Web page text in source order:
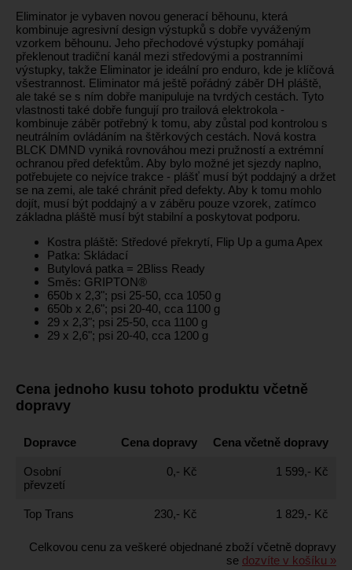
Eliminator je vybaven novou generací běhounu, která
kombinuje agresivní design výstupků s dobře vyváženým
vzorkem běhounu. Jeho přechodové výstupky pomáhají
překlenout tradiční kanál mezi středovými a postranními
výstupky, takže Eliminator je ideální pro enduro, kde je klíčová
všestrannost. Eliminator má ještě pořádný záběr DH pláště,
ale také se s ním dobře manipuluje na tvrdých cestách. Tyto
vlastnosti také dobře fungují pro trailová elektrokola -
kombinuje záběr potřebný k tomu, aby zůstal pod kontrolou s
neutrálním ovládáním na štěrkových cestách. Nová kostra
BLCK DMND vyniká rovnováhou mezi pružností a extrémní
ochranou před defektům. Aby bylo možné jet sjezdy naplno,
potřebujete co nejvíce trakce - plášť musí být poddajný a držet
se na zemi, ale také chránit před defekty. Aby k tomu mohlo
dojít, musí být poddajný a v záběru pouze vzorek, zatímco
základna pláště musí být stabilní a poskytovat podporu.
Kostra pláště: Středové překrytí, Flip Up a guma Apex
Patka: Skládací
Butylová patka = 2Bliss Ready
Směs: GRIPTON®
650b x 2,3"; psi 25-50, cca 1050 g
650b x 2,6"; psi 20-40, cca 1100 g
29 x 2,3"; psi 25-50, cca 1100 g
29 x 2,6"; psi 20-40, cca 1200 g
Cena jednoho kusu tohoto produktu včetně
dopravy
Dopravce Cena dopravy Cena včetně dopravy
Osobní
převzetí
0,- Kč 1 599,- Kč
Top Trans 230,- Kč 1 829,- Kč
Celkovou cenu za veškeré objednané zboží včetně dopravy
se dozvíte v košíku »